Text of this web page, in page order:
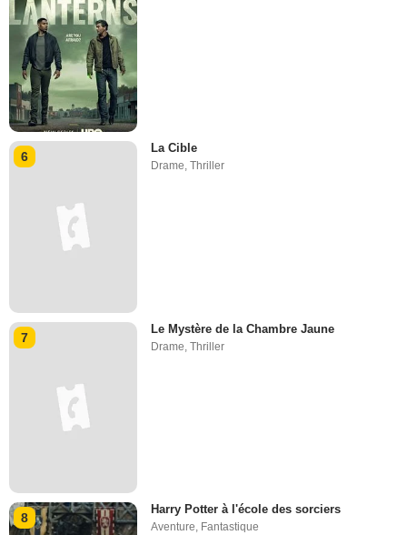
6
La Cible
Drame,Thriller
7
Le Mystère de la Chambre Jaune
Drame ,Thriller
8
Harry Potter à l'école des sorciers
Aventure, Fantastique